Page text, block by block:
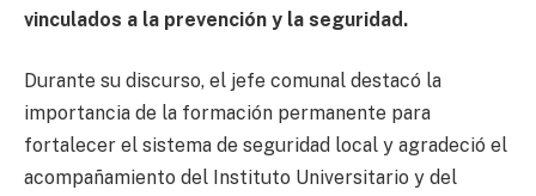
vinculados a la prevención y la seguridad.
Durante su discurso, el jefe comunal destacó la
importancia de la formación permanente para
fortalecer el sistema de seguridad local y agradeció el
acompañamiento del Instituto Universitario y del